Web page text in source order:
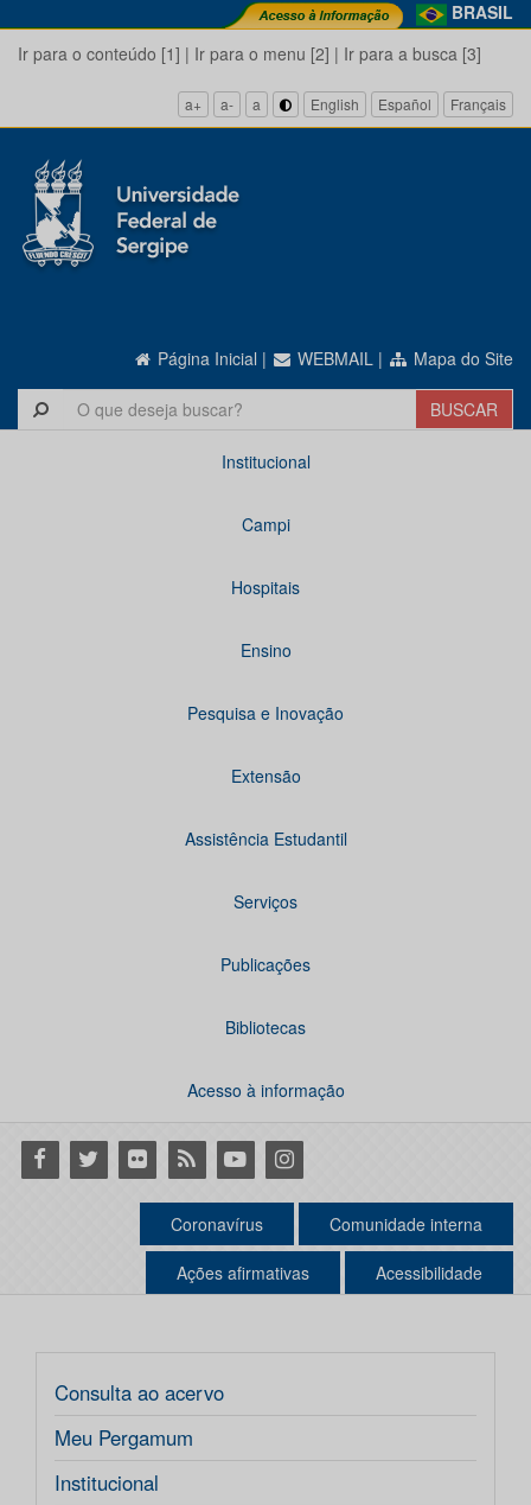
BRASIL
Ir para o conteúdo [1] | Ir para o menu [2] | Ir para a busca [3]
a+ a- a English Español Français
Página Inicial | WEBMAIL | Mapa do Site
Institucional
Campi
Hospitais
Ensino
Pesquisa e Inovação
Extensão
Assistência Estudantil
Serviços
Publicações
Bibliotecas
Acesso à informação
Facebook
Twitter Flickr RSS YoutubeInstagram
Coronavírus Comunidade interna
Ações afirmativas Acessibilidade
Consulta ao acervo
Meu Pergamum
Institucional